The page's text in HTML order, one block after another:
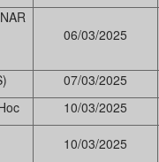
06/03/2025
07/03/2025
10/03/2025
10/03/2025